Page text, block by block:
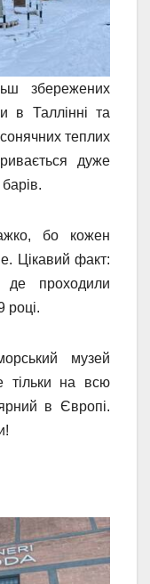
збережених
в Таллінні та
теплих
дуже
бо кожен
Цікавий факт:
де проходили
році.
музей
тільки на всю
в Європі.